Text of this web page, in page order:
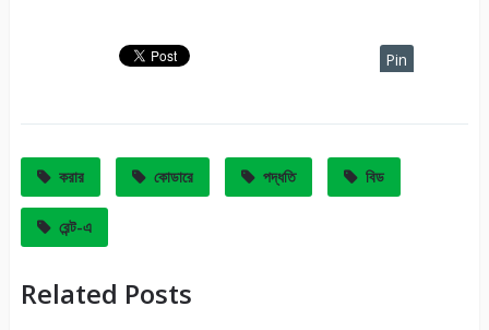
Pin
করার কোডারে পদ্ধতি বিড
রেন্ট-এ
Related Posts